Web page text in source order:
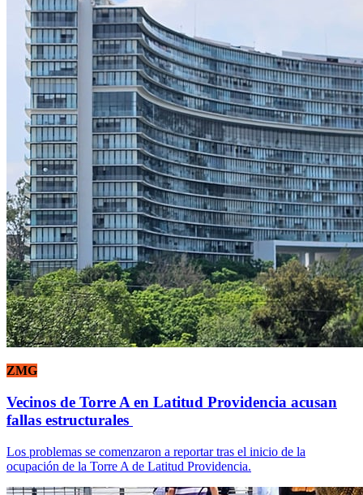
ZMG
Vecinos de Torre A en Latitud Providencia acusan
fallas estructurales
Los problemas se comenzaron a reportar tras el inicio de la
ocupación de la Torre A de Latitud Providencia.